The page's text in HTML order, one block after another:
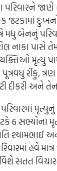
પરિવારને
જટકામાં
મધુ બેનનું
નાકા પાસે
મૃત્યુ
પૂત્રવધુ રીંકુ,
દીકરી અને
6 સભ્યોના
શ્યામભાઈ
હવે
સતત